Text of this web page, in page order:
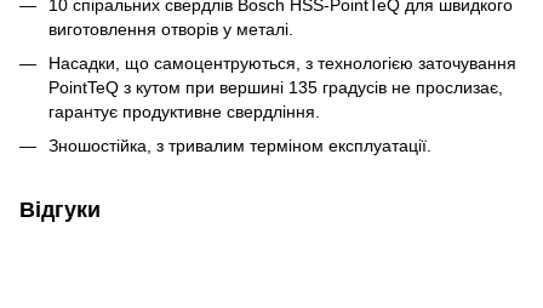
10 спіральних свердлів Bosch HSS-PointTeQ для швидкого
виготовлення отворів у металі.
Насадки, що самоцентруються, з технологією заточування
PointTeQ з кутом при вершині 135 градусів не прослизає,
гарантує продуктивне свердління.
Зношостійка, з тривалим терміном експлуатації.
Відгуки